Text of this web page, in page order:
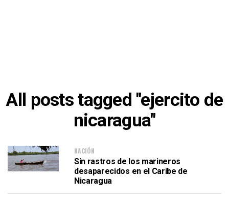
All posts tagged "ejercito de
nicaragua"
NACIÓN
Sin rastros de los marineros
desaparecidos en el Caribe de
Nicaragua